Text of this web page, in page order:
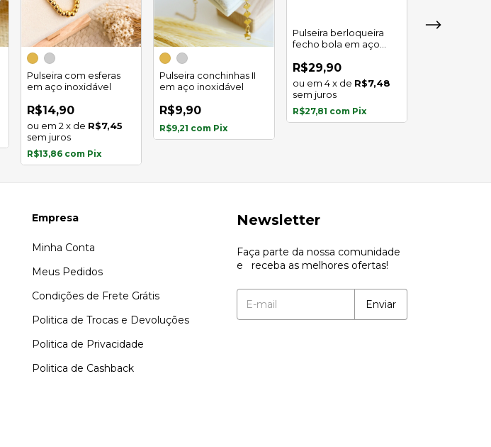
Pulseira com esferas
em aço inoxidável
R$14,90
2x de R$7,45
sem juros
R$13,86 com Pix
Pulseira conchinhas II
em aço inoxidável
R$9,90
R$9,21 com Pix
Pulseira berloqueira
fecho bola em aço
R$29,90
4 x de R$7,48
sem juros
R$27,81 com Pix
Empresa
Minha Conta
Meus Pedidos
Condições de Frete Grátis
Politica de Trocas e Devoluções
Politica de Privacidade
Politica de Cashback
Newsletter
Faça parte da nossa comunidade
e receba as melhores ofertas!